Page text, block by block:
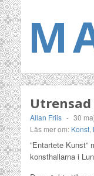
Allan Friis - 30
Läs mer om: Konst,
”Entartete Kunst”
konsthallarna i